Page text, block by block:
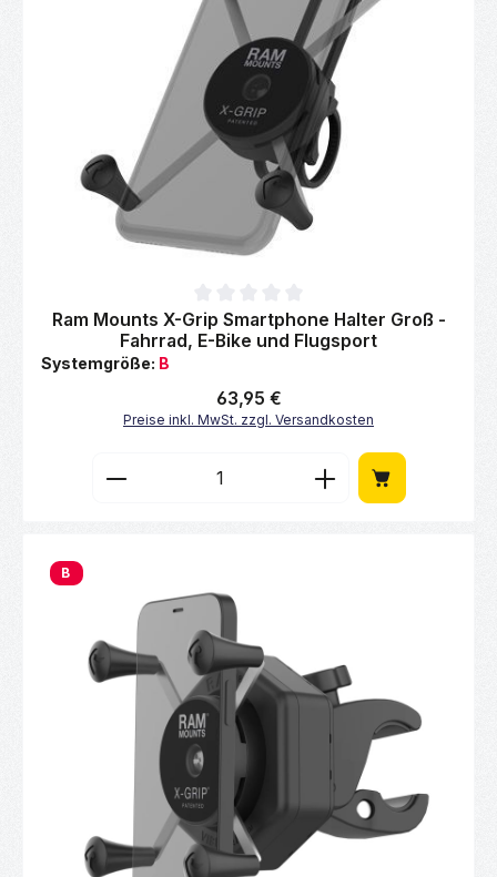
Durchschnittliche Bewertung von 0 von 5 Sternen
Ram Mounts X-Grip Smartphone Halter Groß -
Fahrrad, E-Bike und Flugsport
Systemgröße: B
Regulärer Preis:
63,95 €
Preise inkl. MwSt. zzgl. Versandkosten
Produkt Anzahl: Gib den gewünschten
B